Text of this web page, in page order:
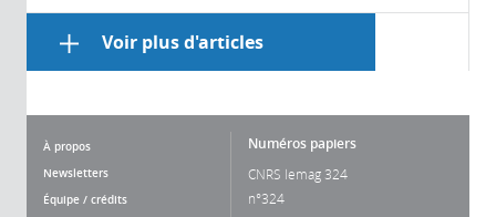
Voir plus d'articles
À propos
Newsletters
Équipe / crédits
Numéros papiers
CNRS lemag 324
n°324